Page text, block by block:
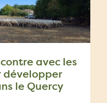
avec les
développer
le Quercy